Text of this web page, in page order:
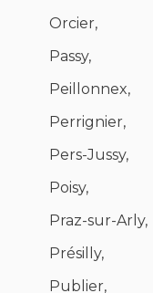
Orcier,
Passy,
Peillonnex,
Perrignier,
Pers-Jussy,
Poisy,
Praz-sur-Arly,
Présilly,
Publier,